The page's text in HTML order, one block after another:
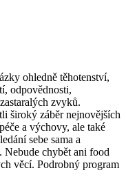
ohledně těhotenství,
odpovědnosti,
zvyků.
široký záběr nejnovějších
a výchovy, ale také
sebe sama a
Nebude chybět ani food
věcí. Podrobný program